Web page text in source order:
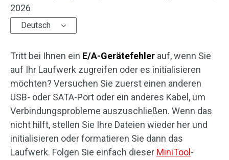
2026
Deutsch
Tritt bei Ihnen ein E/A-Gerätefehler auf, wenn Sie
auf Ihr Laufwerk zugreifen oder es initialisieren
möchten? Versuchen Sie zuerst einen anderen
USB- oder SATA-Port oder ein anderes Kabel, um
Verbindungsprobleme auszuschließen. Wenn das
nicht hilft, stellen Sie Ihre Dateien wieder her und
initialisieren oder formatieren Sie dann das
Laufwerk. Folgen Sie einfach dieser MiniTool -